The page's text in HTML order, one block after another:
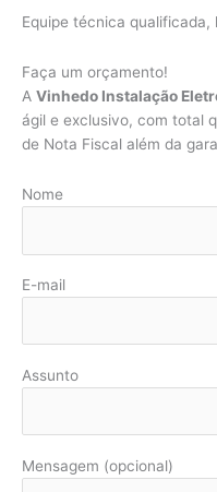
Equipe técnica qualificada,
Faça um orçamento!
A Vinhedo Instalação
ágil e exclusivo, com total
de Nota Fiscal além da
Nome
E-mail
Assunto
Mensagem (opcional)